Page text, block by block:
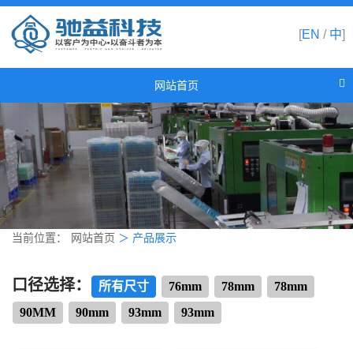
[EN / 中]
网站首页
网站首页
关于驰益
产品展示
新闻资讯
合作伙伴
当前位置： 网站首页 ＞ 产品展示
口径选择： 所有尺寸 76mm 78mm
78mm
90MM
90mm 93mm 93mm